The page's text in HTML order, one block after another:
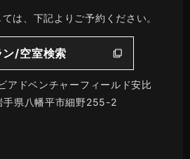
は、下記よりご予約ください。
ン/空室検索
アドベンチャーフィールド安比
県八幡平市細野255-2